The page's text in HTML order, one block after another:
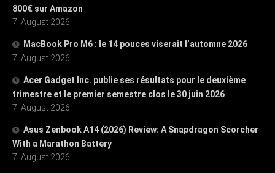
800€ sur Amazon
7. August 2026
MacBook Pro M6 : le 14 pouces viserait l’automne 2026
7. August 2026
Acer Gadget Inc. publie ses résultats pour le deuxième
trimestre et le premier semestre clos le 30 juin 2026
7. August 2026
Asus Zenbook A14 (2026) Review: A Snapdragon Scorcher
With a Marathon Battery
7. August 2026